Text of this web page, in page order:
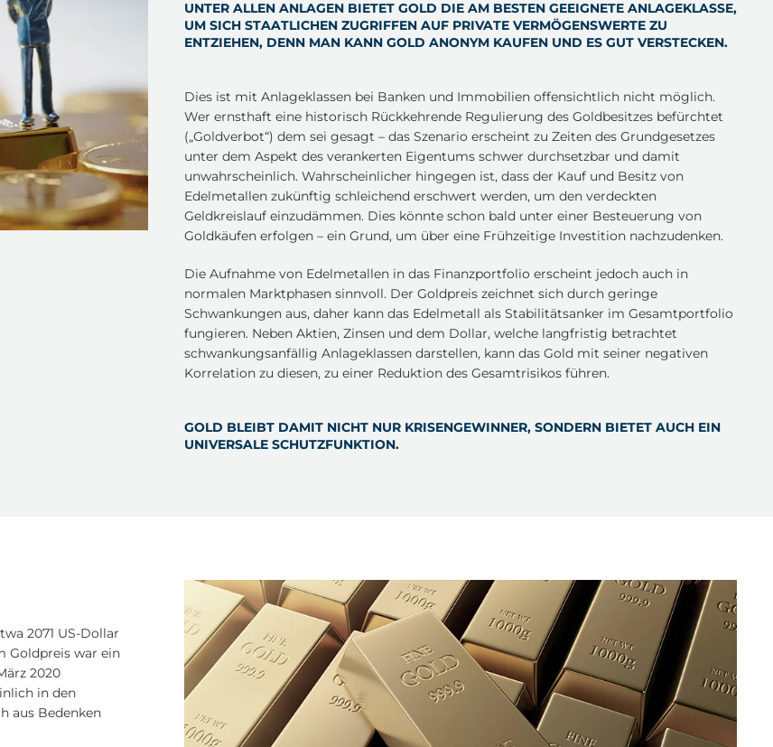
UNTER ALLEN ANLAGEN BIETET GOLD DIE AM BESTEN GEEIGNETE ANLAGEKLASSE,
UM SICH STAATLICHEN ZUGRIFFEN AUF PRIVATE VERMÖGENSWERTE ZU
ENTZIEHEN, DENN MAN KANN GOLD ANONYM KAUFEN UND ES GUT VERSTECKEN.
Dies ist mit Anlageklassen bei Banken und Immobilien offensichtlich nicht möglich.
Wer ernsthaft eine historisch Rückkehrende Regulierung des Goldbesitzes befürchtet
(„Goldverbot“) dem sei gesagt – das Szenario erscheint zu Zeiten des Grundgesetzes
unter dem Aspekt des verankerten Eigentums schwer durchsetzbar und damit
unwahrscheinlich. Wahrscheinlicher hingegen ist, dass der Kauf und Besitz von
Edelmetallen zukünftig schleichend erschwert werden, um den verdeckten
Geldkreislauf einzudämmen. Dies könnte schon bald unter einer Besteuerung von
Goldkäufen erfolgen – ein Grund, um über eine Frühzeitige Investition nachzudenken.
Die Aufnahme von Edelmetallen in das Finanzportfolio erscheint jedoch auch in
normalen Marktphasen sinnvoll. Der Goldpreis zeichnet sich durch geringe
Schwankungen aus, daher kann das Edelmetall als Stabilitätsanker im Gesamtportfolio
fungieren. Neben Aktien, Zinsen und dem Dollar, welche langfristig betrachtet
schwankungsanfällig Anlageklassen darstellen, kann das Gold mit seiner negativen
Korrelation zu diesen, zu einer Reduktion des Gesamtrisikos führen.
GOLD BLEIBT DAMIT NICHT NUR KRISENGEWINNER, SONDERN BIETET AUCH EIN
UNIVERSALE SCHUTZFUNKTION.
2071 US-Dollar
Goldpreis war ein
2020
in den
aus Bedenken